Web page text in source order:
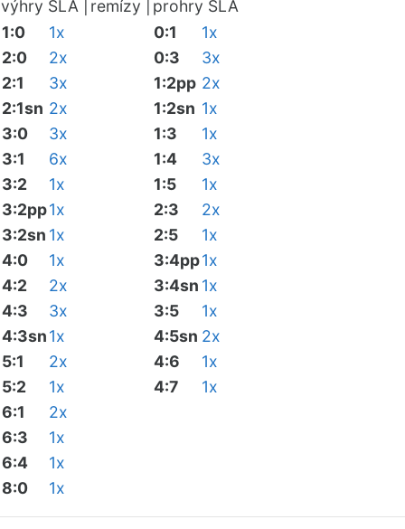
výhry SLA | remízy |
prohry SLA
1:0
1x
2:0
2x
2:1
3x
2:1sn 2x
3:0
3x
3:1
6x
3:2
1x
3:2pp1x
3:2sn 1x
4:0
1x
4:2
2x
4:3
3x
4:3sn1x
5:1
2x
5:2
1x
6:1
2x
6:3
1x
6:4
1x
8:0
1x
0:1
1x
0:3
3x
1:2pp 2x
1:2sn 1x
1:3
1x
1:4
3x
1:5
1x
2:3
2x
2:5
1x
3:4pp1x
3:4sn 1x
3:5
1x
4:5sn 2x
4:6
1x
4:7
1x